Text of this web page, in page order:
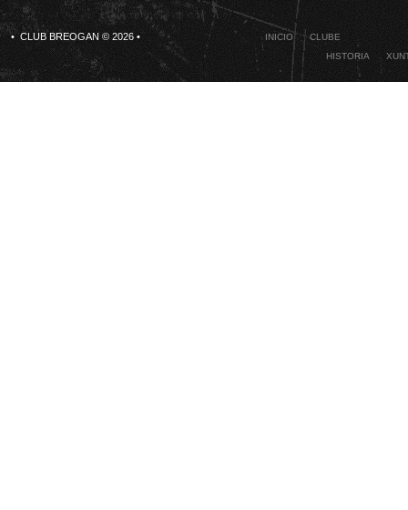
• CLUB BREOGAN © 2026 • INICIO
CLUBE
HISTORIA